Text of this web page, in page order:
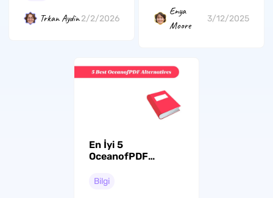
Trkan Aydin 2/2/2026
Enya
Moore
3/12/2025
En İyi 5
OceanofPDF
Liste)
Bilgi